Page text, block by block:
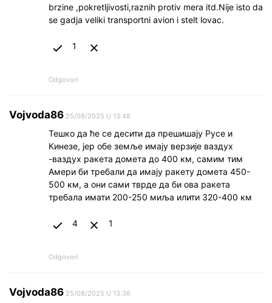
brzine ,pokretljivosti,raznih protiv mera itd.Nije isto da
se gadja veliki transportni avion i stelt lovac.
1
Odgovori
Vojvoda86 25/08/2025 U 13:48
Тешко да ће се десити да прешишају Русе и
Кинезе, јер обе земље имају верзије ваздух
-ваздух ракета домета до 400 км, самим тим
Амери би требали да имају ракету домета 450-
500 км, а они сами тврде да би ова ракета
требала имати 200-250 миља илити 320-400 км
4 1
Odgovori
Vojvoda86 25/08/2025 U 13:36